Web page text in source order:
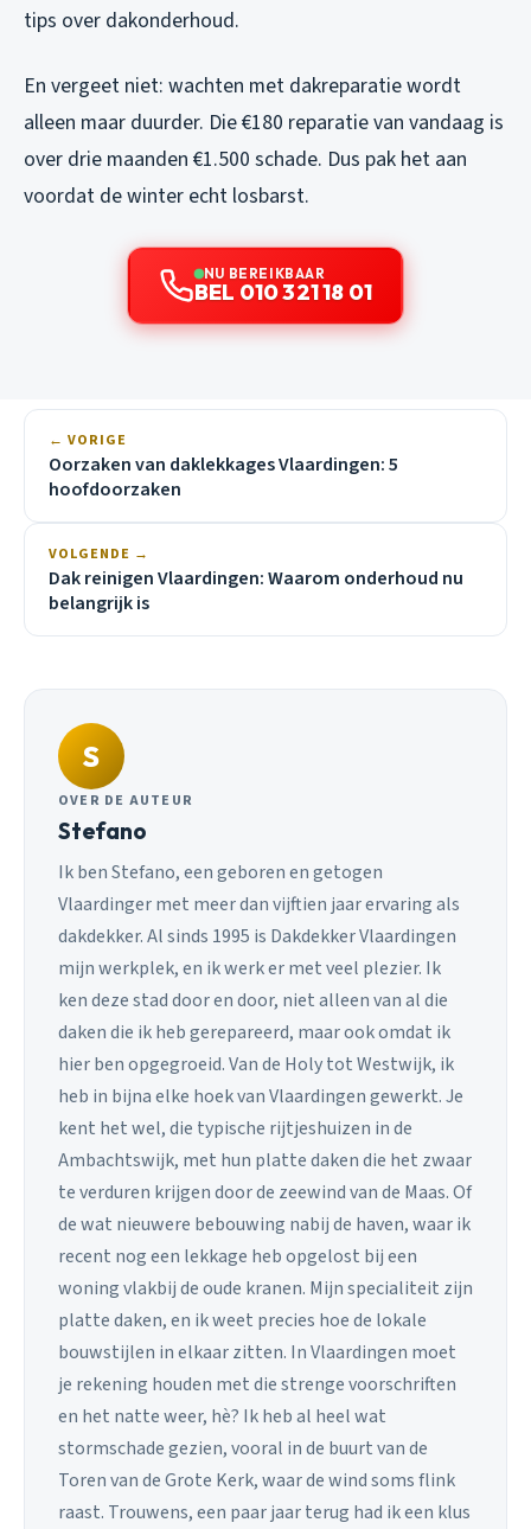
tips over dakonderhoud.
En vergeet niet: wachten met dakreparatie wordt
alleen maar duurder. Die €180 reparatie van vandaag is
over drie maanden €1.500 schade. Dus pak het aan
voordat de winter echt losbarst.
NU BEREIKBAAR
BEL 010 321 18 01
← VORIGE
Oorzaken van daklekkages Vlaardingen: 5
hoofdoorzaken
VOLGENDE →
Dak reinigen Vlaardingen: Waarom onderhoud nu
belangrijk is
S
OVER DE AUTEUR
Stefano
Ik ben Stefano, een geboren en getogen
Vlaardinger met meer dan vijftien jaar ervaring als
dakdekker. Al sinds 1995 is Dakdekker Vlaardingen
mijn werkplek, en ik werk er met veel plezier. Ik
ken deze stad door en door, niet alleen van al die
daken die ik heb gerepareerd, maar ook omdat ik
hier ben opgegroeid. Van de Holy tot Westwijk, ik
heb in bijna elke hoek van Vlaardingen gewerkt. Je
kent het wel, die typische rijtjeshuizen in de
Ambachtswijk, met hun platte daken die het zwaar
te verduren krijgen door de zeewind van de Maas. Of
de wat nieuwere bebouwing nabij de haven, waar ik
recent nog een lekkage heb opgelost bij een
woning vlakbij de oude kranen. Mijn specialiteit zijn
platte daken, en ik weet precies hoe de lokale
bouwstijlen in elkaar zitten. In Vlaardingen moet
je rekening houden met die strenge voorschriften
en het natte weer, hè? Ik heb al heel wat
stormschade gezien, vooral in de buurt van de
Toren van de Grote Kerk, waar de wind soms flink
raast. Trouwens, een paar jaar terug had ik een klus